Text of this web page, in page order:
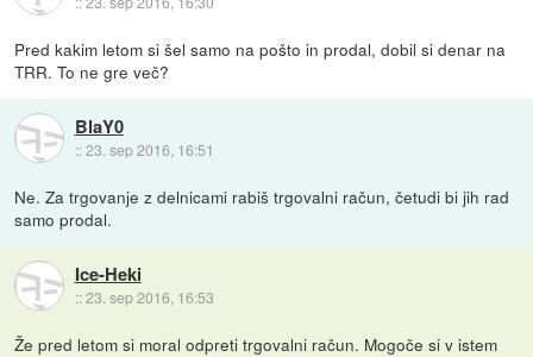
Pred kakim letom si šel samo na pošto in prodal, dobil si denar na
TRR. To ne gre več?
BlaY0
::23. sep 2016, 16:51
Ne. Za trgovanje z delnicami rabiš trgovalni račun, četudi bi jih rad
samo prodal.
Ice-Heki
::23. sep 2016, 16:53
Že pred letom si moral odpreti trgovalni račun. Mogoče si v istem